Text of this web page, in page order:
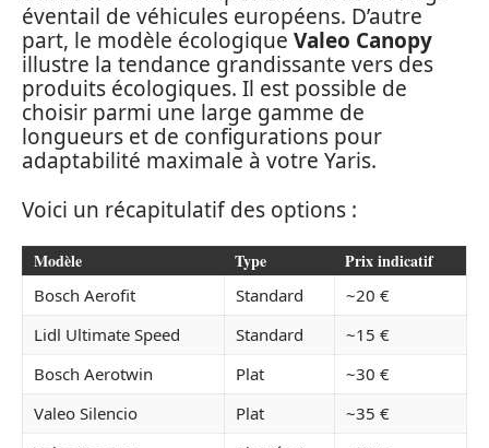
éventail de véhicules européens. D’autre
part, le modèle écologique Valeo Canopy
illustre la tendance grandissante vers des
produits écologiques. Il est possible de
choisir parmi une large gamme de
longueurs et de configurations pour
adaptabilité maximale à votre Yaris.
Voici un récapitulatif des options :
Modèle Type Prix indicatif
Bosch Aerofit Standard
~20 €
Lidl Ultimate Speed
Standard
~15 €
Bosch Aerotwin
Plat
~30 €
Valeo Silencio
Plat
~35 €